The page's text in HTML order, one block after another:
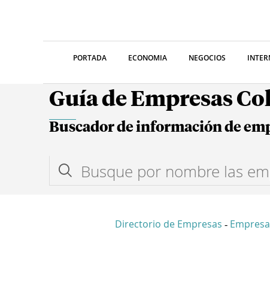
PORTADA ECONOMIA NEGOCIOS
Guía de Empresas
Buscador de información de
Directorio de Empresas -